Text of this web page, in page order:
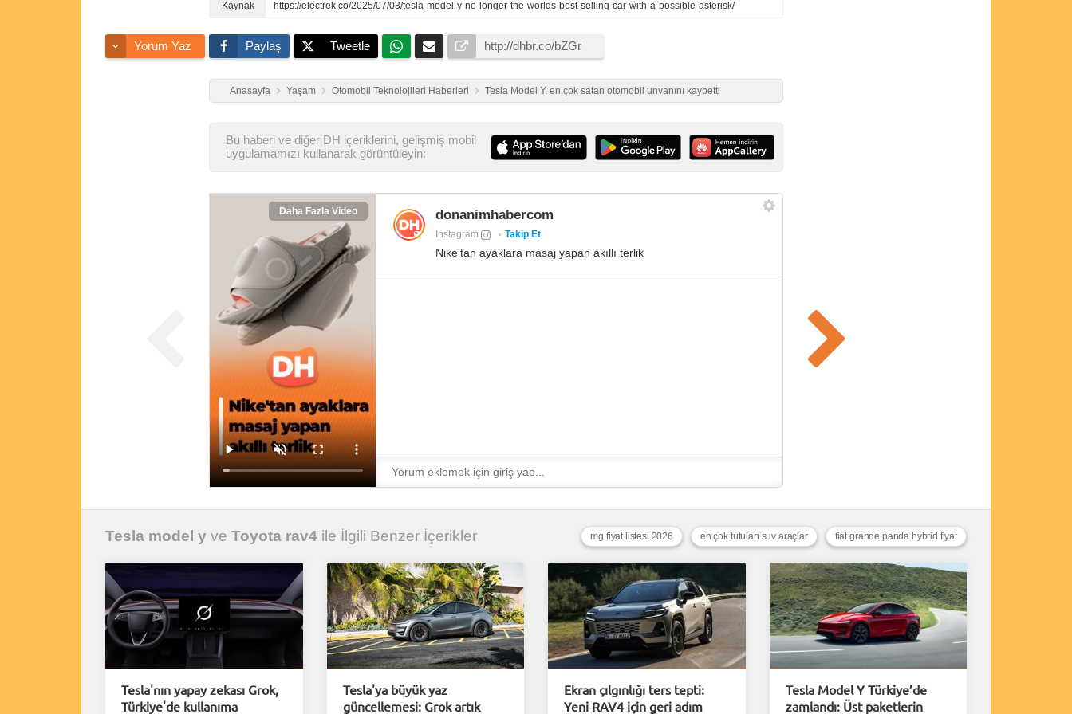
https://electrek.co/2025/07/03/tesla-model-y-no-longer-the-worlds-best-selling-car-with-a-possible-asterisk/
Yorum Yaz Paylaş Tweetle
Anasayfa Yaşam Otomobil Teknolojileri Haberleri Tesla Model Y, en çok satan otomobil unvanını kaybetti
Bu haberi ve diğer DH içeriklerini, gelişmiş mobil
uygulamamızı kullanarak görüntüleyin:
Daha Fazla Video donanimhabercom
Instagram Takip Et
Nike'tan ayaklara masaj yapan akıllı terlik
Tesla model y ve Toyota rav4 ile İlgili Benzer İçerikler fiat grande panda hybrid fiyat
en çok tutulan suv araçlar
mg fiyat listesi 2026
Tesla'nın yapay zekası Grok,
Türkiye'de kullanıma
Tesla'ya büyük yaz
güncellemesi: Grok artık
Ekran çılgınlığı ters tepti:
Yeni RAV4 için geri adım
Tesla Model Y Türkiye’de
zamlandı: Üst paketlerin